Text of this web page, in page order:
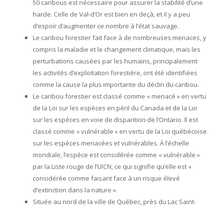
50 caribous est nécessaire pour assurer la stabilité d’une
harde. Celle de Val-d’Or est bien en deçà, et il y a peu
d’espoir d’augmenter ce nombre à l’état sauvage.
Le caribou forestier fait face à de nombreuses menaces, y
compris la maladie et le changement climatique, mais les
perturbations causées par les humains, principalement
les activités d’exploitation forestière, ont été identifiées
comme la cause la plus importante du déclin du caribou.
Le caribou forestier est classé comme « menacé » en vertu
de la Loi sur les espèces en péril du Canada et de la Loi
sur les espèces en voie de disparition de l’Ontario. Il est
classé comme « vulnérable » en vertu de la Loi québécoise
sur les espèces menacées et vulnérables. À l’échelle
mondiale, l’espèce est considérée comme « vulnérable »
par la Liste rouge de l’UICN, ce qui signifie qu’elle est «
considérée comme faisant face à un risque élevé
d’extinction dans la nature ».
Située au nord de la ville de Québec, près du Lac Saint-